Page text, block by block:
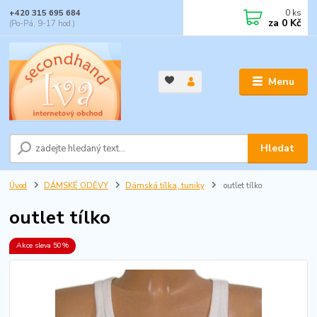
Menu
Hledat
+420 315 695 684
(Po-Pá, 9-17 hod.)
0 ks
za 0 Kč
Úvod DÁMSKÉ ODĚVY Dámská tílka, tuniky outlet tílko
outlet tílko
Akce sleva 50%